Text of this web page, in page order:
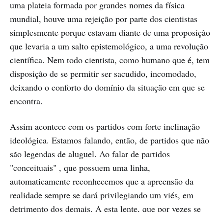
uma plateia formada por grandes nomes da física
mundial, houve uma rejeição por parte dos cientistas
simplesmente porque estavam diante de uma proposição
que levaria a um salto epistemológico, a uma revolução
científica. Nem todo cientista, como humano que é, tem
disposição de se permitir ser sacudido, incomodado,
deixando o conforto do domínio da situação em que se
encontra.
Assim acontece com os partidos com forte inclinação
ideológica. Estamos falando, então, de partidos que não
são legendas de aluguel. Ao falar de partidos
"conceituais" , que possuem uma linha,
automaticamente reconhecemos que a apreensão da
realidade sempre se dará privilegiando um viés, em
detrimento dos demais. A esta lente, que por vezes se